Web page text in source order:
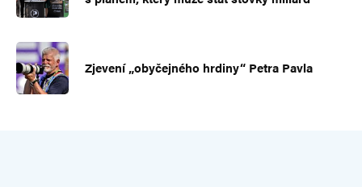
Zjevení „obyčejného hrdiny“ Petra Pavla